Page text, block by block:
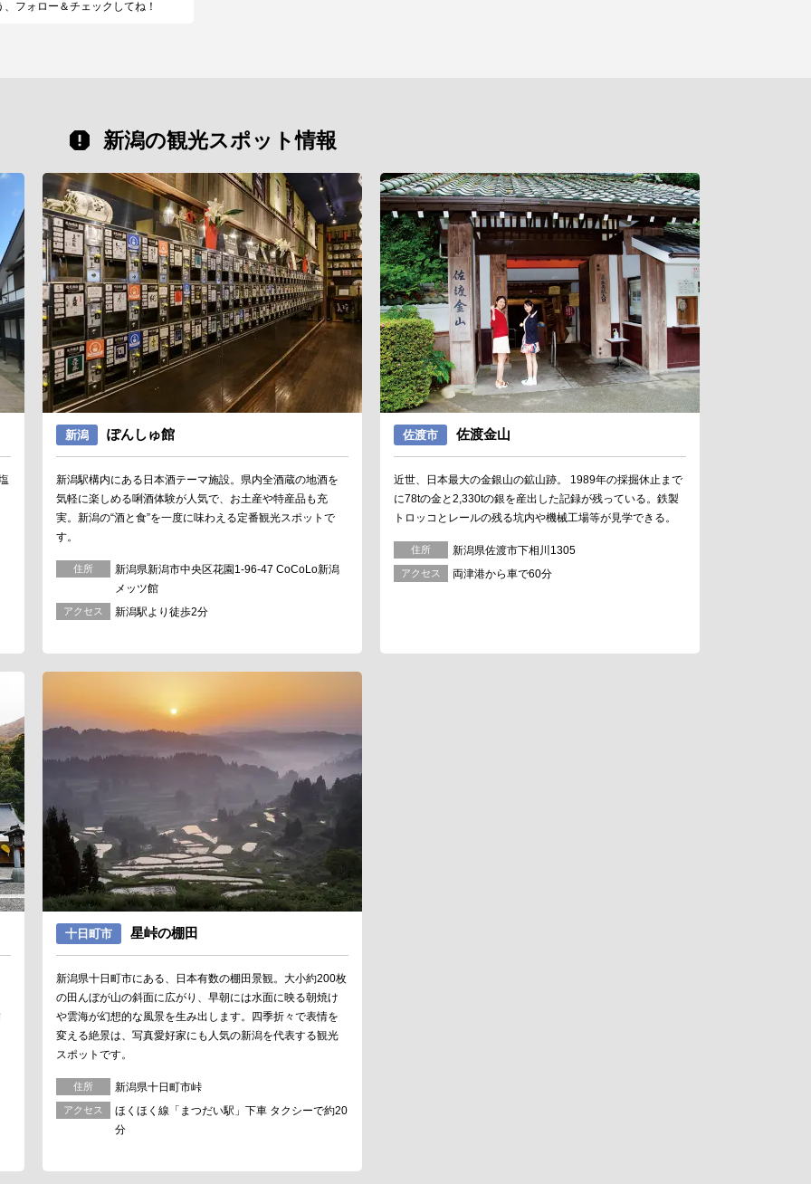
、フォロー＆チェックしてね！
新潟の観光スポット情報
新潟 ぽんしゅ館
新潟駅構内にある日本酒テーマ施設。県内全酒蔵の地酒を
気軽に楽しめる唎酒体験が人気で、お土産や特産品も充
実。新潟の“酒と食”を一度に味わえる定番観光スポットで
す。
住所
新潟県新潟市中央区花園1-96-47 CoCoLo新潟
メッツ館
アクセス 新潟駅より徒歩2分
佐渡市 佐渡金山
近世、日本最大の金銀山の鉱山跡。 1989年の採掘休止まで
に78tの金と2,330tの銀を産出した記録が残っている。鉄製
トロッコとレールの残る坑内や機械工場等が見学できる。
住所 新潟県佐渡市下相川1305
アクセス 両津港から車で60分
十日町市 星峠の棚田
新潟県十日町市にある、日本有数の棚田景観。大小約200枚
の田んぼが山の斜面に広がり、早朝には水面に映る朝焼け
や雲海が幻想的な風景を生み出します。四季折々で表情を
変える絶景は、写真愛好家にも人気の新潟を代表する観光
スポットです。
住所 新潟県十日町市峠
アクセス
ほくほく線「まつだい駅」下車 タクシーで約20
分